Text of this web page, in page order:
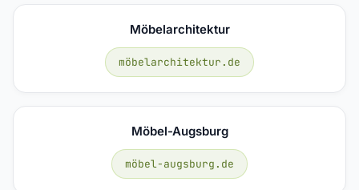
Möbelarchitektur
möbelarchitektur.de
Möbel-Augsburg
möbel-augsburg.de